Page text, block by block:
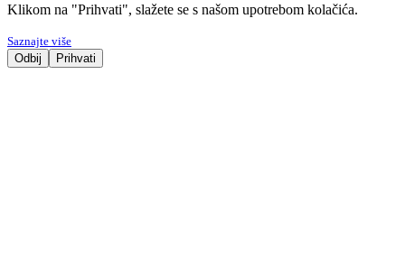
Klikom na "Prihvati", slažete se s našom upotrebom kolačića.
Saznajte više
Odbij
Prihvati